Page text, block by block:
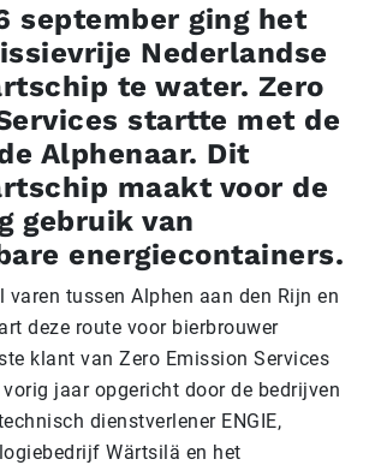
september ging het
Nederlandse
te water. Zero
startte met de
Alphenaar. Dit
maakt voor de
gebruik van
energiecontainers.
varen tussen Alphen aan den Rijn en
deze route voor bierbrouwer
klant van Zero Emission Services
vorig jaar opgericht door de bedrijven
dienstverlener ENGIE,
Wärtsilä en het